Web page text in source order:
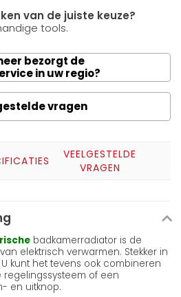
van de juiste keuze?
tools.
bezorgt de
in uw regio?
vragen
VEELGESTELDE
VRAGEN
badkamerradiator is de
elektrisch verwarmen. Stekker in
kunt het tevens ook combineren
of een
en uitknop.